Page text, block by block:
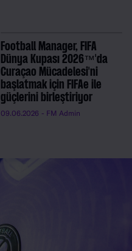
Football Manager, FIFA
Dünya Kupası 2026™'da
Curaçao Mücadelesi'ni
başlatmak için FIFAe ile
güçlerini birleştiriyor
09.06.2026 - FM Admin